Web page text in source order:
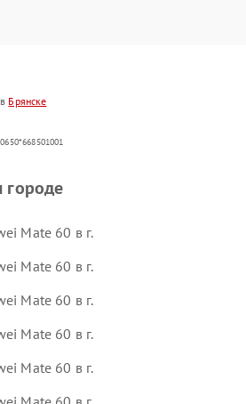
Брянске
Mate 60 в г.
Mate 60 в г.
Mate 60 в г.
Mate 60 в г.
Mate 60 в г.